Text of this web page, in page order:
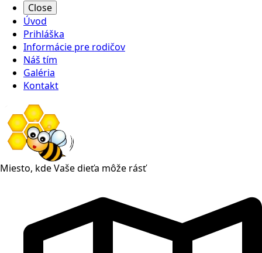
Close
Úvod
Prihláška
Informácie pre rodičov
Náš tím
Galéria
Kontakt
Miesto, kde Vaše dieťa môže rásť